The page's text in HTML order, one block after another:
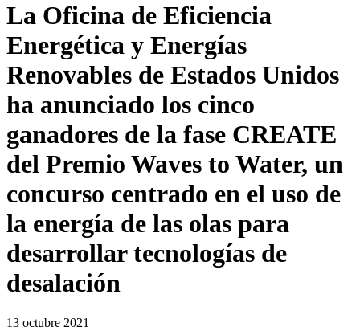
La Oficina de Eficiencia
Energética y Energías
Renovables de Estados Unidos
ha anunciado los cinco
ganadores de la fase CREATE
del Premio Waves to Water, un
concurso centrado en el uso de
la energía de las olas para
desarrollar tecnologías de
desalación
13 octubre 2021